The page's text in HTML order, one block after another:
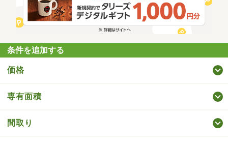
条件を追加する
価格
専有面積
間取り